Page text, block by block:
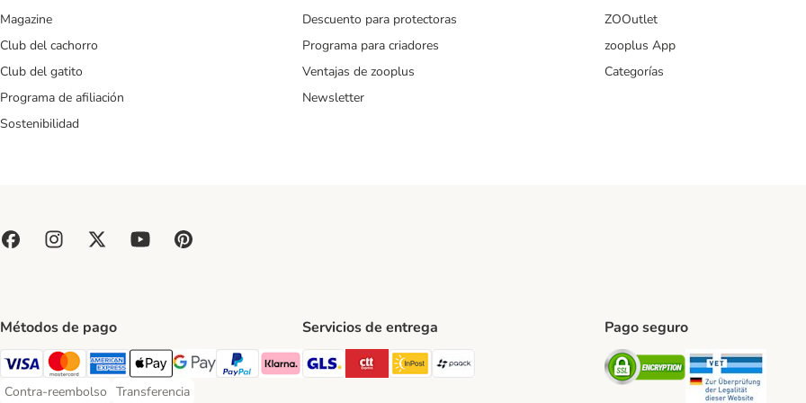
Magazine
Club del cachorro
Club del gatito
Programa de afiliación
Sostenibilidad
Descuento para protectoras
Programa para criadores
Ventajas de zooplus
Newsletter
ZOOutlet
zooplus App
Categorías
Métodos de pago
Visa Payment Method
Mastercard Payment Method
American Express Payment Method
Apple Pay Payment Method
Google Pay Payment Method
PayPal Payment Method
Klarna Payment Method
Contra-reembolso
Contra-reembolso Payment Method
Transferencia
Transferencia Payment Method
Servicios de entrega
GLS Shipping Method
CTTExpress Shipping Method
InPost Shipping Method
Pago seguro
Security